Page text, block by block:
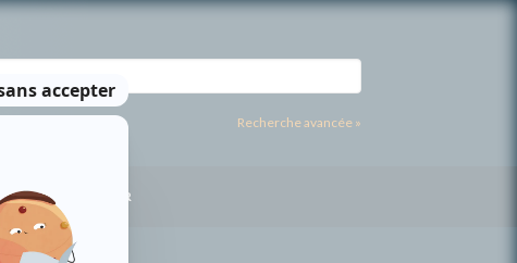
Recherche avancée »
NOUS CONTACTER